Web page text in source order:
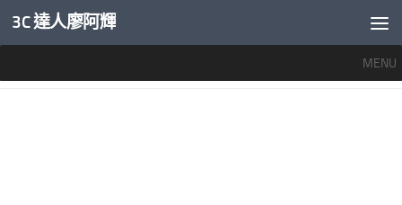
內文下方
3C 達人廖阿輝
MENU